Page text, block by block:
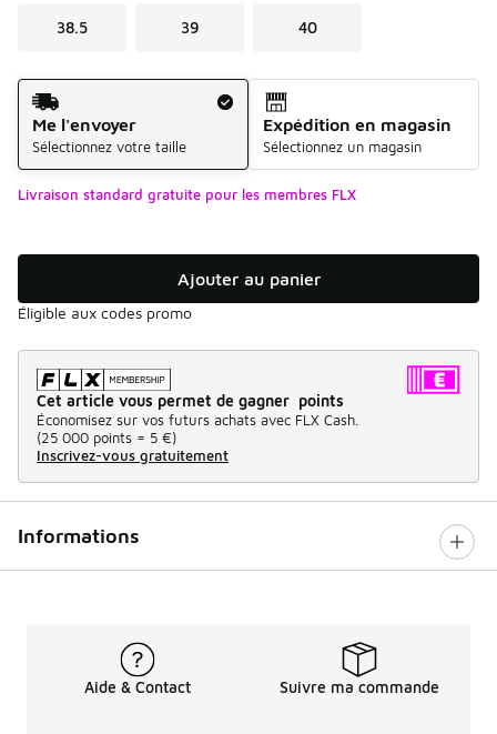
38.5 39 40
Mode d'expédition
Me l'envoyer
Sélectionnez votre taille
Expédition en magasin
Sélectionnez un magasin
Livraison standard gratuite pour les membres FLX
Ajouter au panier
Éligible aux codes promo
Cet article vous permet de gagner points
Économisez sur vos futurs achats avec FLX Cash.
(25 000 points = 5 €)
Inscrivez-vous gratuitement
Informations
Aide & Contact Suivre ma commande